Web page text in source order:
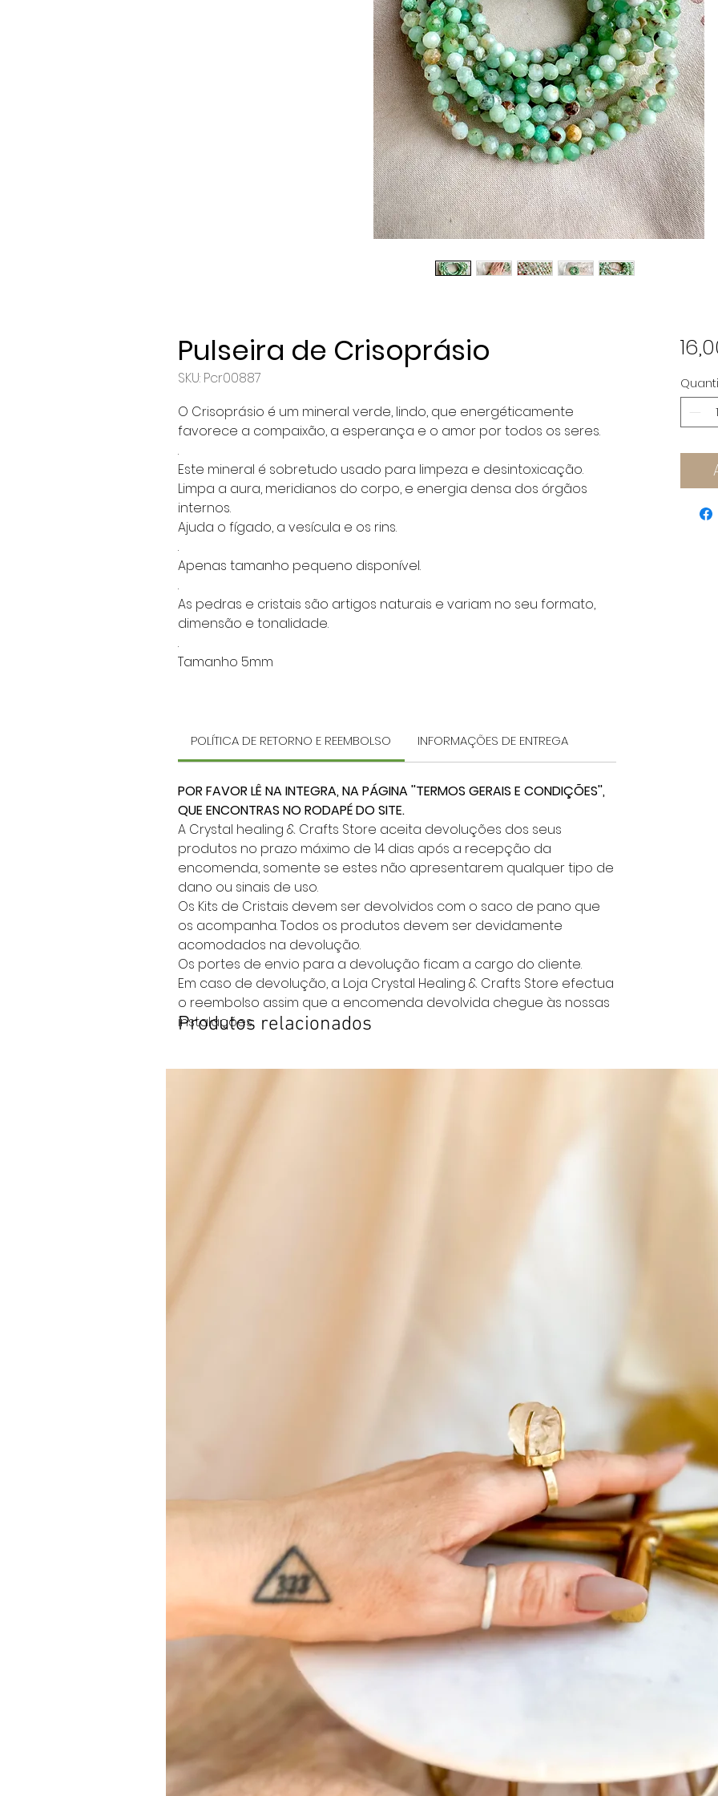
Pulseira de Crisoprásio
SKU: Pcr00887
O Crisoprásio é um mineral verde, lindo, que energéticamente
favorece a compaixão, a esperança e o amor por todos os seres.
.
Este mineral é sobretudo usado para limpeza e desintoxicação.
Limpa a aura, meridianos do corpo, e energia densa dos órgãos
internos.
Ajuda o fígado, a vesícula e os rins.
.
Apenas tamanho pequeno disponível.
.
As pedras e cristais são artigos naturais e variam no seu formato,
dimensão e tonalidade.
.
Tamanho 5mm
POLÍTICA DE RETORNO E REEMBOLSO INFORMAÇÕES DE ENTREGA
POR FAVOR LÊ NA INTEGRA, NA PÁGINA ''TERMOS GERAIS E CONDIÇÕES'',
QUE ENCONTRAS NO RODAPÉ DO SITE.
A Crystal healing & Crafts Store aceita devoluções dos seus
produtos no prazo máximo de 14 dias após a recepção da
encomenda, somente se estes não apresentarem qualquer tipo de
dano ou sinais de uso.
Os Kits de Cristais devem ser devolvidos com o saco de pano que
os acompanha. Todos os produtos devem ser devidamente
acomodados na devolução.
Os portes de envio para a devolução ficam a cargo do cliente.
Em caso de devolução, a Loja Crystal Healing & Crafts Store efectua
o reembolso assim que a encomenda devolvida chegue às nossas
instalações.
Produtos relacionados